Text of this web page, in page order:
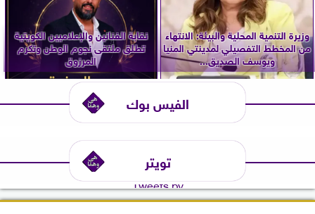
وزيرة التنمية المحلية والبيئة: الانتهاء
من المخطط التفصيلي لمدينتي المنيا
ويوسف الصديق...
نقابة الفنانين والإعلاميين الكويتية
تطلق ملتقى نجوم الوطن وتكرم
المرزوق
الفيس بوك
تويتر
Tweets by